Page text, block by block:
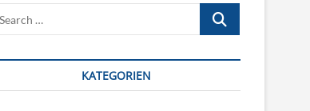
r
KATEGORIEN